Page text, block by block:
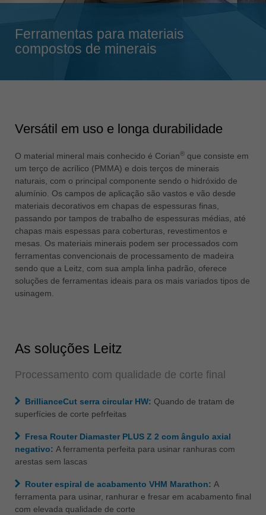
Singapore
Slovenija
slovenski
türkçe
USA
english
Việt Nam
中国
中文
ประเทศไทย
Ferramentas para materiais
compostos de minerais
Versátil em uso e longa durabilidade
O material mineral mais conhecido é Corian® que consiste em
um terço de acrílico (PMMA) e dois terços de minerais
naturais, com o principal componente sendo o hidróxido de
alumínio. Os campos de aplicação são vastos e vão desde
materiais decorativos em chapas de espessuras finas,
passando por tampos de trabalho de espessuras médias, até
chapas mais espessas para coberturas, revestimentos e
mesas. Os materiais minerais podem ser processados com
ferramentas convencionais de processamento de madeira
sendo que a Leitz, com sua ampla linha padrão, oferece
soluções de ferramentas ideais para os mais variados tipos de
usinagem.
As soluções Leitz
Processamento com qualidade de corte final
BrillianceCut serra circular HW: Quando de tratam de
superfícies de corte pefrfeitas
Fresa Router Diamaster PLUS Z 2 com ângulo axial
negativo: A ferramenta perfeita para usinar ranhuras com
arestas sem lascas
Router espiral de acabamento VHM Marathon: A
ferramenta para usinar, ranhurar e fresar em acabamento final
com elevada qualidade de corte